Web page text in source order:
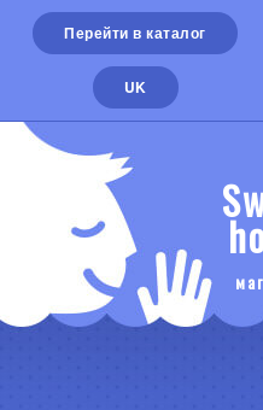
Перейти в каталог
UK